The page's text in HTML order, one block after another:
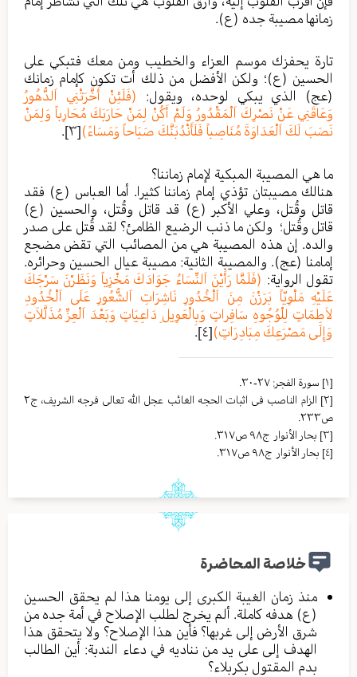
زمانها مصيبة جده (ع).
تارة يحفزك موسم العزاء والخطيب ومن معك فتبكي على
الحسين (ع)؛ ولكن الأفضل من ذلك أت تكون كإمام زمانك
(عج) الذي يبكي لوحده، ويقول:
(فَلَئِنْ أَخَّرَتْنِي اَلدُّهُورُ
وَعَاقَنِي عَنْ نَصْرِكَ اَلْمَقْدُورُ وَلَمْ أَكُنْ لِمَنْ حَارَبَكَ مُحَارِباً وَلِمَنْ
نَصَبَ لَكَ اَلْعَدَاوَةَ مُنَاصِباً فَلَأَنْدُبَنَّكَ صَبَاحاً وَمَسَاءً)[٣] .
ما هي المصيبة المبكية لإمام زماننا؟
هنالك مصيبتان تؤذي إمام زماننا كثيرا. أما العباس (ع) فقد
قاتل وقُتل، وعلي الأكبر (ع) قد قاتل وقُتل، والحسين (ع)
قاتل وقُتل؛ ولكن ما ذنب الرضيع الظامئ؟ لقد قُتل على صدر
والده. إن هذه المصيبة هي من المصائب التي تقض مضجع
إمامنا (عج). والمصيبة الثانية: مصيبة عيال الحسين وحرائره.
تقول الرواية: (فَلَمَّا رَأَيْنَ اَلنِّسَاءُ جَوَادَكَ مَخْزِياً وَنَظَرْنَ سَرْجَكَ
عَلَيْهِ مَلْوِيّاً بَرَزْنَ مِنَ اَلْخُدُورِ نَاشِرَاتِ اَلشُّعُورِ عَلَى اَلْخُدُودِ
لاَطِمَاتٍ لِلْوُجُوهِ سَافِراتٍ وَبِالْعَوِيلِ دَاعِيَاتٍ وَبَعْدَ اَلْعِزِّ مُذَلَّلاَتٍ
وَإِلَى مَصْرَعِكَ مِبَادِرَاتٍ)[٤] .
[١]
سورة الفجر: ٢٧-٣٠.
[٢]
الزام الناصب فی اثبات الحجه الغائب عجل الله تعالی فرجه الشریف، ج٢
ص٢٣٣.
[٣]
بحار الأنوار ج٩٨ ص٣١٧.
[٤]
بحار الأنوار ج٩٨ ص٣١٧.
خلاصة المحاضرة
منذ زمان الغيبة الكبرى إلى يومنا هذا لم يحقق الحسين
(ع) هدفه كاملة. ألم يخرج لطلب الإصلاح في أمة جده من
شرق الأرض إلى غربها؟ فأين هذا الإصلاح؟ ولا يتحقق هذا
الهدف إلى على يد من نناديه في دعاء الندبة: أين الطالب
بدم المقتول بكربلاء؟